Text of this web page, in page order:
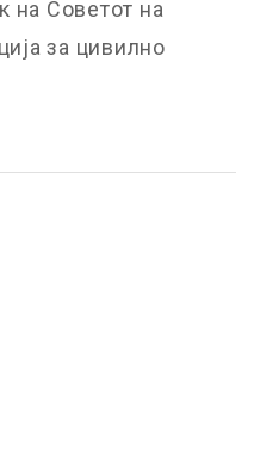
на Советот на
за цивилно